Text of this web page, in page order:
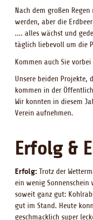
Nach dem großen
werden, aber die
.... alles wächst und
täglich liebevoll um die
Kommen auch Sie
Unsere beiden Projekte,
kommen in der
Wir konnten in diesem
Verein aufnehmen.
Erfolg &
Erfolg: Trotz der
ein wenig Sonnenschein
soweit ganz gut:
gut im Stand. Heute
geschmacklich super